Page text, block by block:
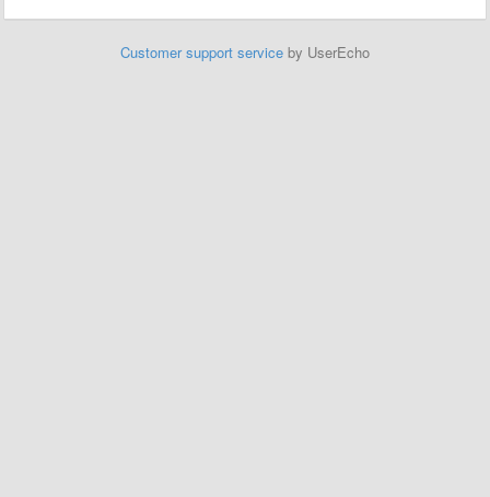
Customer support service by UserEcho